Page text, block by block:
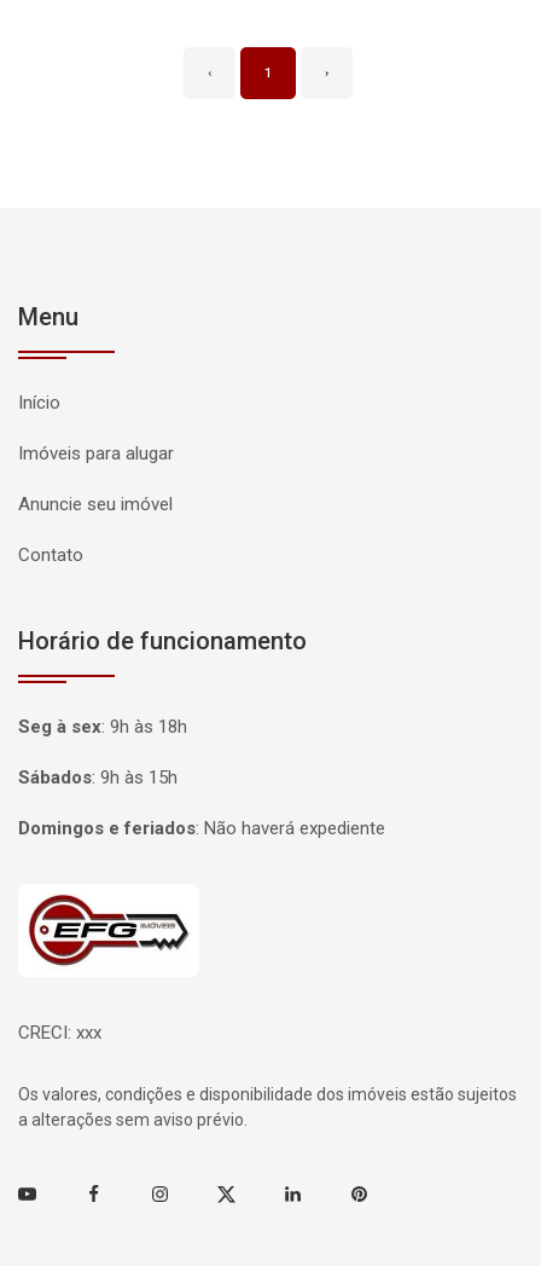
‹ 1 ›
Menu
Início
Imóveis para alugar
Anuncie seu imóvel
Contato
Horário de funcionamento
Seg à sex: 9h às 18h
Sábados: 9h às 15h
Domingos e feriados: Não haverá expediente
Página inicial
CRECI: xxx
Os valores, condições e disponibilidade dos imóveis estão sujeitos
a alterações sem aviso prévio.
Youtube FacebookInstagramTwitter Linkedin Pinterest